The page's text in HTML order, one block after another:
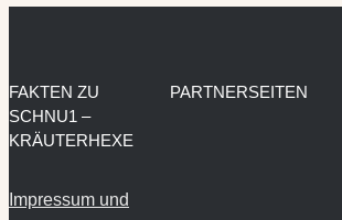
FAKTEN ZU
SCHNU1 –
KRÄUTERHEXE
Impressum und
PARTNERSEITEN